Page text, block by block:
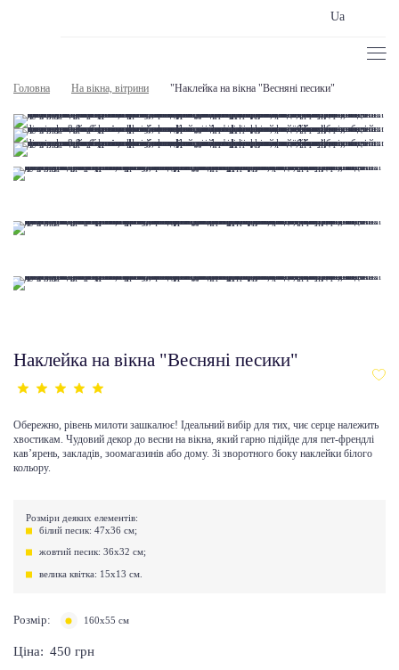
Ua
Головна На вікна, вітрини "Наклейка на вікна "Весняні песики"
Наклейка на вікна "Весняні песики"
Обережно, рівень милоти зашкалює! Ідеальний вибір для тих, чиє серце належить
хвостикам. Чудовий декор до весни на вікна, який гарно підійде для пет-френдлі
кав’ярень, закладів, зоомагазинів або дому. Зі зворотного боку наклейки білого
кольору.
Розміри деяких елементів:
білий песик: 47х36 см;
жовтий песик: 36х32 см;
велика квітка: 15х13 см.
Розмір: 160х55 см
Ціна: 450 грн